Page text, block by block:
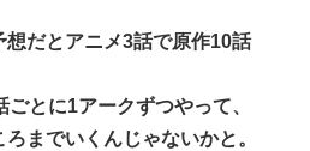
想だとアニメ3話で原作10話
とに1アークずつやって、
までいくんじゃないかと。